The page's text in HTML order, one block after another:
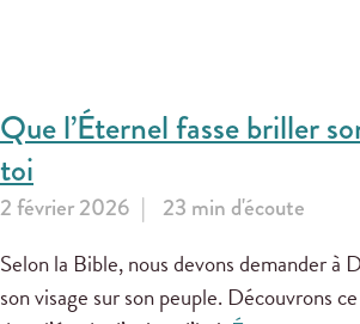
Que l’Éternel fasse briller
toi
2 février 2026 23 min d'écoute
Selon la Bible, nous devons demander à
son visage sur son peuple. Découvrons